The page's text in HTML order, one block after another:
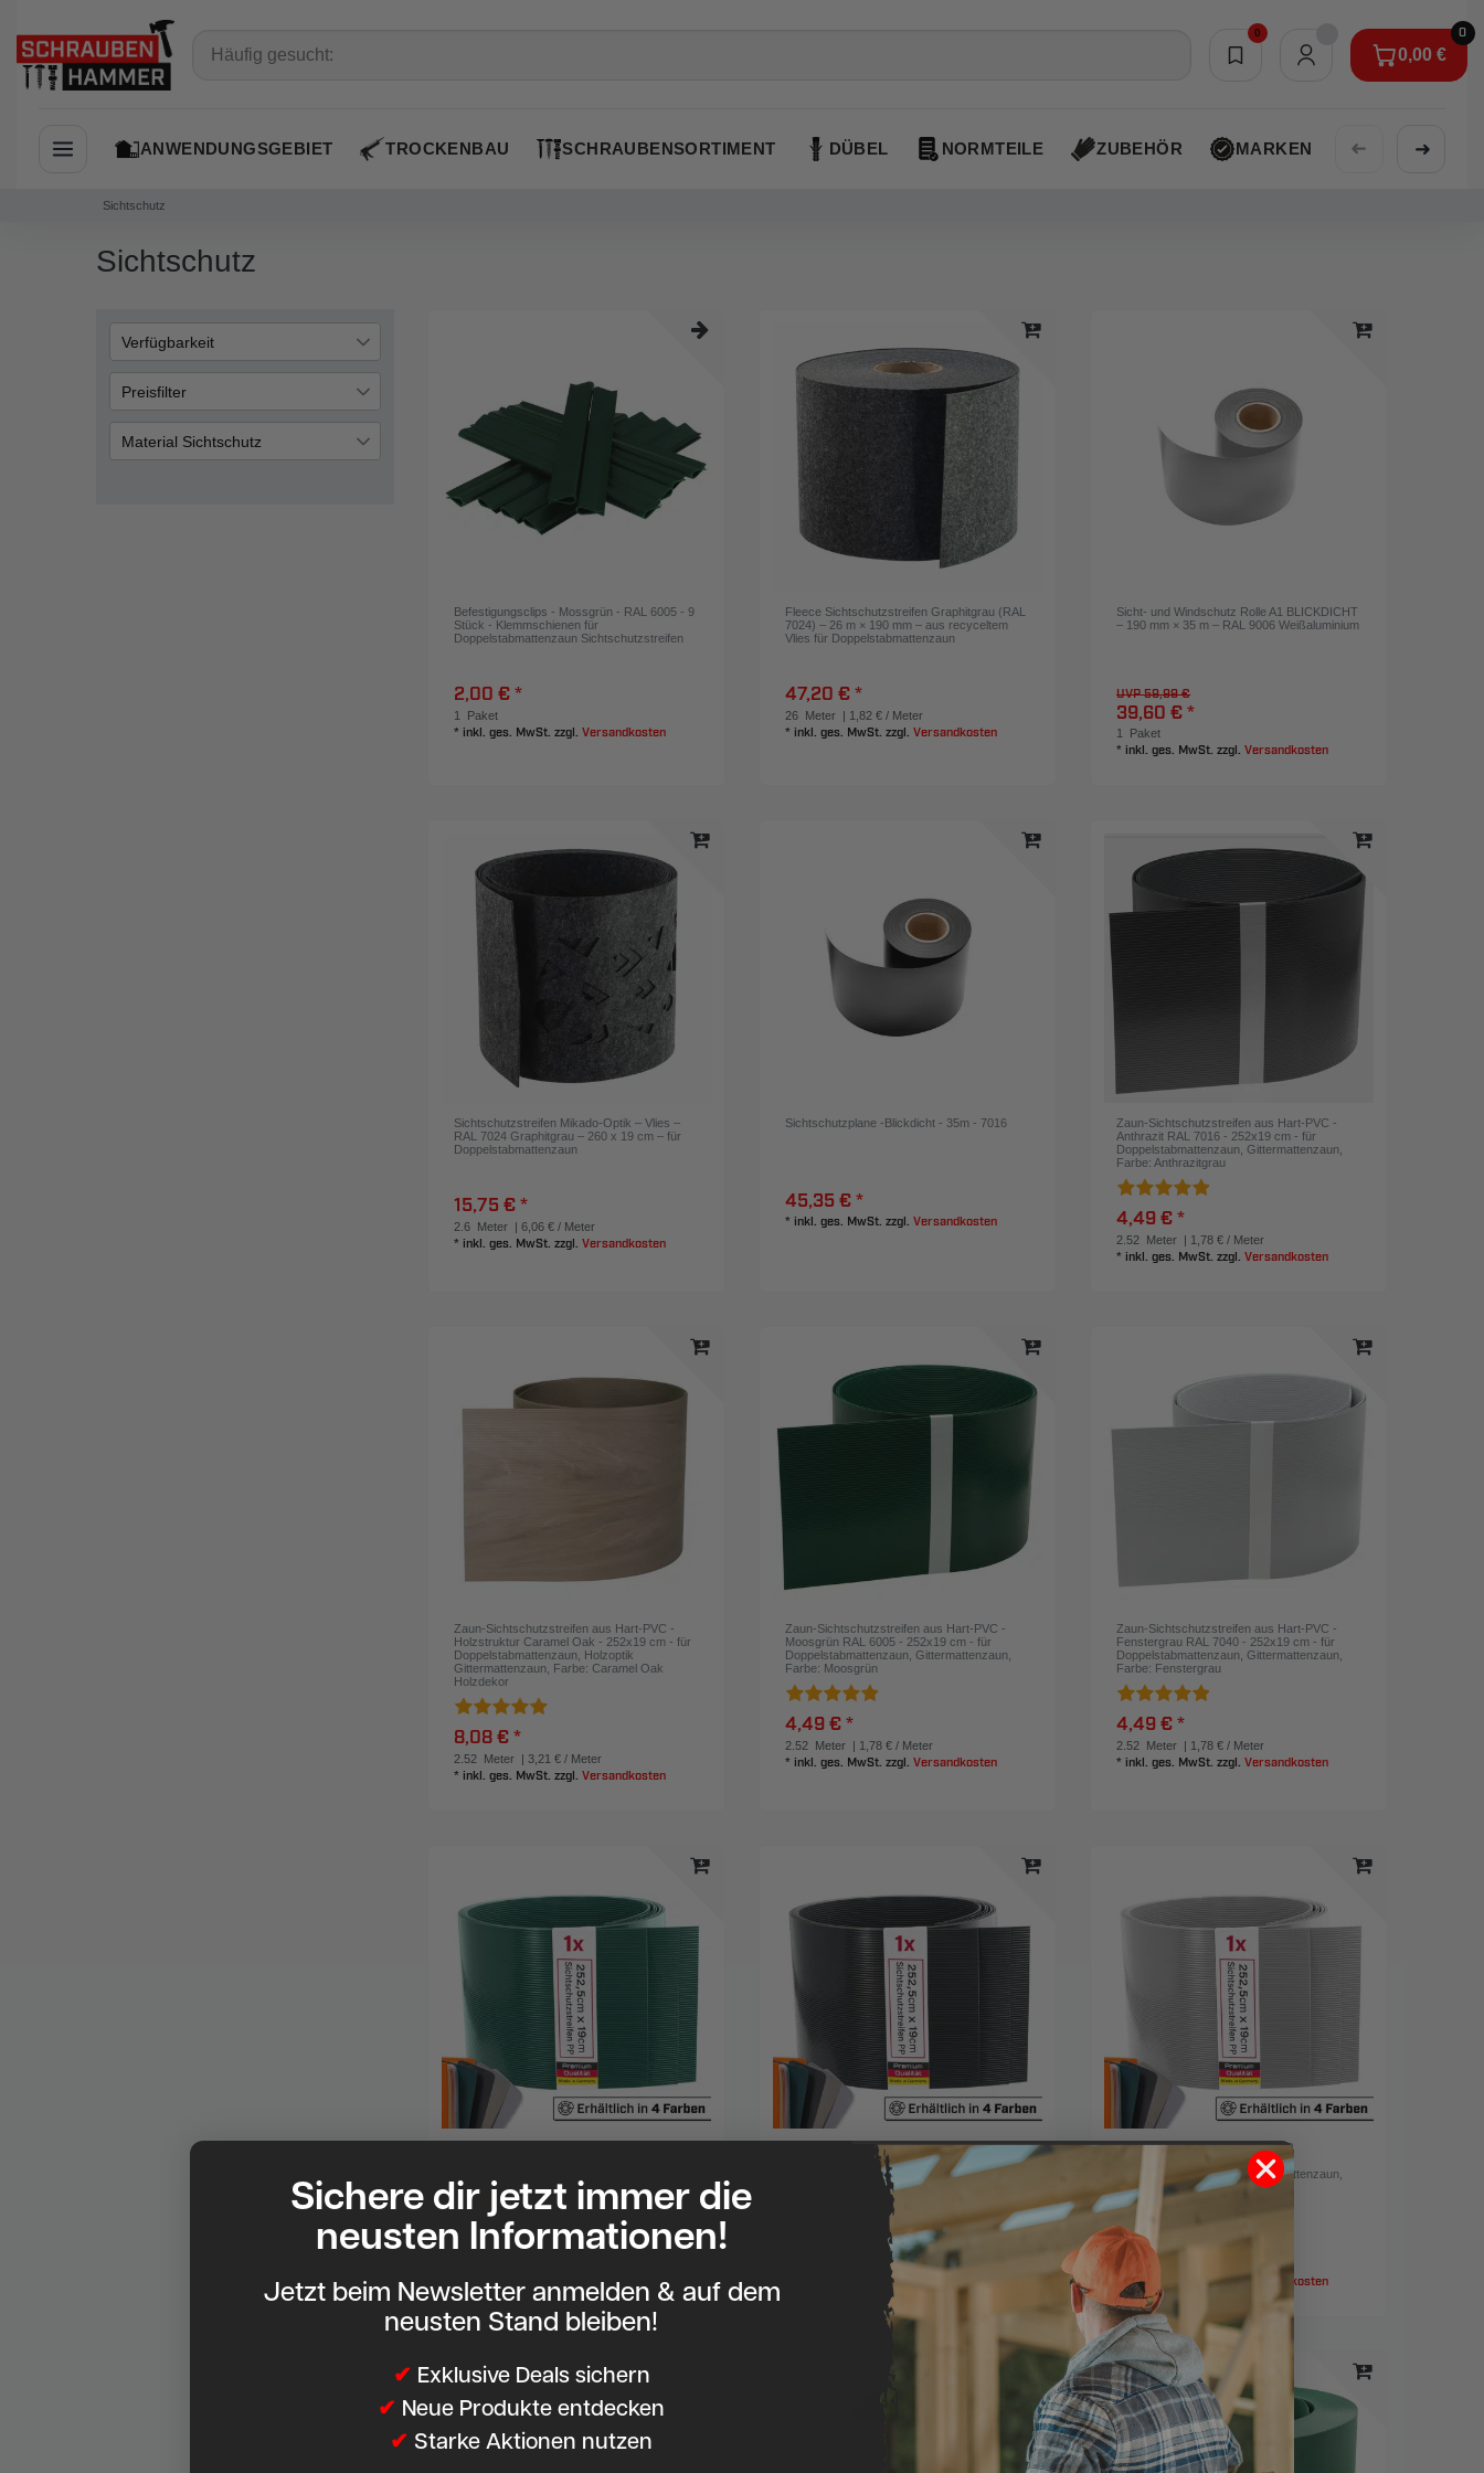
0
Merkliste
0
0,00 €
0,00 €
Navigation öffnen
ANWENDUNGSGEBIET TROCKENBAU SCHRAUBENSORTIMENT DÜBEL NORMTEILE ZUBEHÖR MARKEN AKTIONEN
➜ ➜
Sichtschutz
Sichtschutz
Verfügbarkeit
auf Lager
Preisfilter
€ ― €
Material Sichtschutz
Befestigungsclips - Mossgrün - RAL 6005 - 9
Stück - Klemmschienen für
Doppelstabmattenzaun Sichtschutzstreifen
2,00 € *
1 Paket
* inkl. ges. MwSt. zzgl.Versandkosten
Fleece Sichtschutzstreifen Graphitgrau (RAL
7024) – 26 m × 190 mm – aus recyceltem
Vlies für Doppelstabmattenzaun
47,20 € *
26 Meter | 1,82 € / Meter
* inkl. ges. MwSt. zzgl.Versandkosten
Sicht- und Windschutz Rolle A1 BLICKDICHT
– 190 mm × 35 m – RAL 9006 Weißaluminium
UVP 59,99 €
39,60 € *
1 Paket
* inkl. ges. MwSt. zzgl.Versandkosten
Sichtschutzstreifen Mikado-Optik – Vlies –
RAL 7024 Graphitgrau – 260 x 19 cm – für
Doppelstabmattenzaun
15,75 € *
2.6 Meter | 6,06 € / Meter
* inkl. ges. MwSt. zzgl.Versandkosten
Sichtschutzplane -Blickdicht - 35m - 7016
45,35 € *
* inkl. ges. MwSt. zzgl.Versandkosten
Zaun-Sichtschutzstreifen aus Hart-PVC -
Anthrazit RAL 7016 - 252x19 cm - für
Doppelstabmattenzaun, Gittermattenzaun
Farbe: Anthrazitgrau
4,49 € *
2.52 Meter | 1,78 € / Meter
* inkl. ges. MwSt. zzgl.Versandkosten
Zaun-Sichtschutzstreifen aus Hart-PVC -
Holzstruktur Caramel Oak - 252x19 cm - für
Doppelstabmattenzaun, Holzoptik
Gittermattenzaun , Farbe: Caramel Oak
Holzdekor
8,08 € *
2.52 Meter | 3,21 € / Meter
* inkl. ges. MwSt. zzgl.Versandkosten
Zaun-Sichtschutzstreifen aus Hart-PVC -
Moosgrün RAL 6005 - 252x19 cm - für
Doppelstabmattenzaun, Gittermattenzaun
Farbe: Moosgrün
4,49 € *
2.52 Meter | 1,78 € / Meter
* inkl. ges. MwSt. zzgl.Versandkosten
Zaun-Sichtschutzstreifen aus Hart-PVC -
Fenstergrau RAL 7040 - 252x19 cm - für
Doppelstabmattenzaun, Gittermattenzaun
Farbe: Fenstergrau
4,49 € *
2.52 Meter | 1,78 € / Meter
* inkl. ges. MwSt. zzgl.Versandkosten
4,49 € *
2.52 Meter | 1,78 € / Meter
Zaun-Sichtschutzstreifen aus PP Anthrazit
RAL 7016 252x19 cm für
Doppelstabmattenzaun, Gittermattenzaun
Farbe: Anthrazitgrau
| 1,78 € / Meter
zzgl.
Zaun-Sichtschutzstreifen aus PP
Fenstergrau 252x19 cm für
Doppelstabmattenzaun, Gittermattenzaun
Farbe: Fenstergrau
4,49 € *
2.52 Meter
inkl. ges. MwSt.zzgl. Versandkosten
Sichere dir jetzt immer die
neusten Informationen!
Jetzt beim Newsletter anmelden & auf dem
neusten Stand bleiben!
✔ Exklusive Deals sichern
✔ Neue Produkte entdecken
✔ Starke Aktionen nutzen